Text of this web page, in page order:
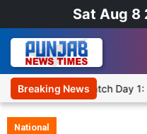
Sat Aug 8
Breaking News
Warm-Up Match Day 1:
National